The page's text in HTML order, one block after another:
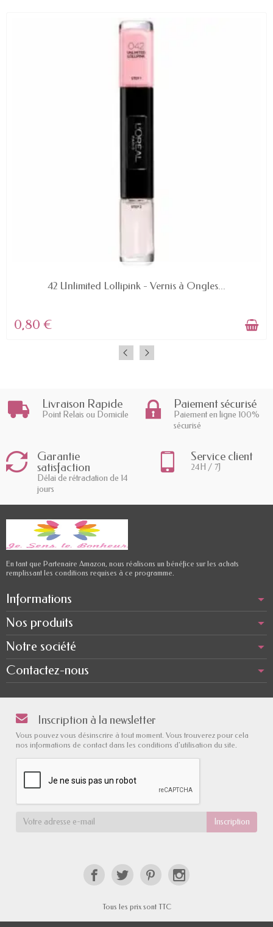
42 Unlimited Lollipink - Vernis à Ongles...
0,80 €
Livraison Rapide
Point Relais ou Domicile
Paiement sécurisé
Paiement en ligne 100%
sécurisé
Garantie
satisfaction
Délai de rétractation de 14
jours
Service client
24H / 7J
En tant que Partenaire Amazon, nous réalisons un bénéfice sur les achats
remplissant les conditions requises à ce programme.
Informations
Nos produits
Notre société
Contactez-nous
Inscription à la newsletter
Vous pouvez vous désinscrire à tout moment. Vous trouverez pour cela
nos informations de contact dans les conditions d'utilisation du site.
Tous les prix sont TTC